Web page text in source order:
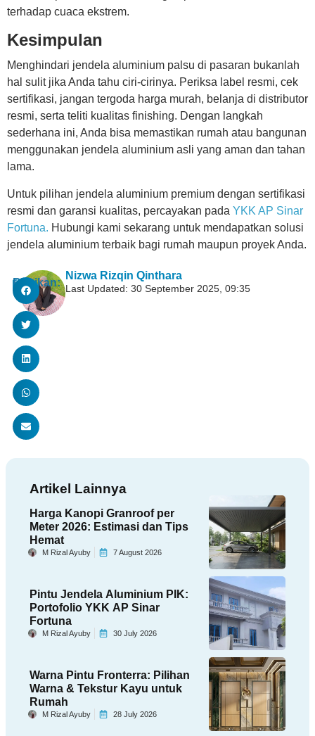
terhadap cuaca ekstrem.
Kesimpulan
Menghindari jendela aluminium palsu di pasaran bukanlah
hal sulit jika Anda tahu ciri-cirinya. Periksa label resmi, cek
sertifikasi, jangan tergoda harga murah, belanja di distributor
resmi, serta teliti kualitas finishing. Dengan langkah
sederhana ini, Anda bisa memastikan rumah atau bangunan
menggunakan jendela aluminium asli yang aman dan tahan
lama.
Untuk pilihan jendela aluminium premium dengan sertifikasi
resmi dan garansi kualitas, percayakan pada YKK AP Sinar
Fortuna. Hubungi kami sekarang untuk mendapatkan solusi
jendela aluminium terbaik bagi rumah maupun proyek Anda.
Nizwa Rizqin Qinthara
Last Updated: 30 September 2025, 09:35
Bagikan:
Artikel Lainnya
Harga Kanopi Granroof per
Meter 2026: Estimasi dan Tips
Hemat
M Rizal Ayuby 7 August 2026
Pintu Jendela Aluminium PIK:
Portofolio YKK AP Sinar
Fortuna
M Rizal Ayuby 30 July 2026
Warna Pintu Fronterra: Pilihan
Warna & Tekstur Kayu untuk
Rumah
M Rizal Ayuby 28 July 2026